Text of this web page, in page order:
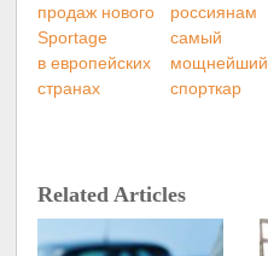
продаж нового
Sportage
в европейских
странах
россиянам
самый
мощнейший
спорткар
Related Articles